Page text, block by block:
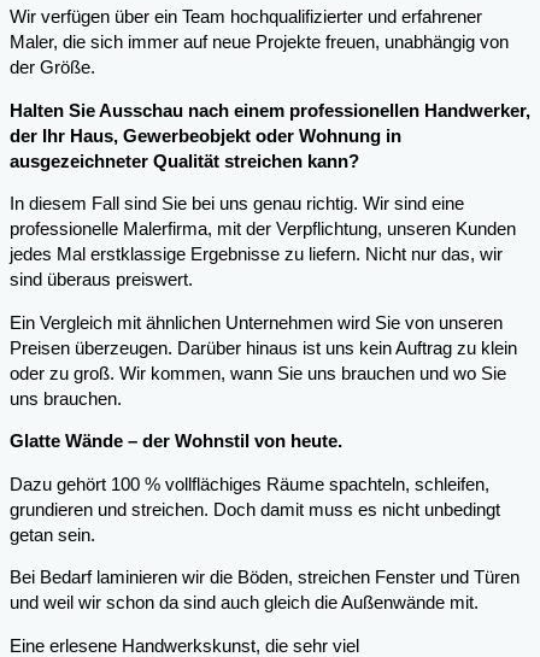
Wir verfügen über ein Team hochqualifizierter und erfahrener
Maler, die sich immer auf neue Projekte freuen, unabhängig von
der Größe.
Halten Sie Ausschau nach einem professionellen Handwerker,
der Ihr Haus, Gewerbeobjekt oder Wohnung in
ausgezeichneter Qualität streichen kann?
In diesem Fall sind Sie bei uns genau richtig. Wir sind eine
professionelle Malerfirma, mit der Verpflichtung, unseren Kunden
jedes Mal erstklassige Ergebnisse zu liefern. Nicht nur das, wir
sind überaus preiswert.
Ein Vergleich mit ähnlichen Unternehmen wird Sie von unseren
Preisen überzeugen. Darüber hinaus ist uns kein Auftrag zu klein
oder zu groß. Wir kommen, wann Sie uns brauchen und wo Sie
uns brauchen.
Glatte Wände – der Wohnstil von heute.
Dazu gehört 100 % vollflächiges Räume spachteln, schleifen,
grundieren und streichen. Doch damit muss es nicht unbedingt
getan sein.
Bei Bedarf laminieren wir die Böden, streichen Fenster und Türen
und weil wir schon da sind auch gleich die Außenwände mit.
Eine erlesene Handwerkskunst, die sehr viel